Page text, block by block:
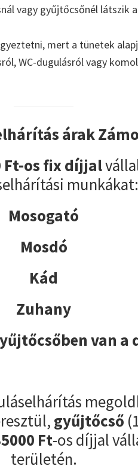
vagy gyűjtőcsőnél látszik
mert a tünetek
WC-dugulásról vagy
árak
Ft-os fix díjjal
munkákat:
Mosogató
Mosdó
Kád
Zuhany
van a
gyűjtőcső
Ft-os díjjal
területén.